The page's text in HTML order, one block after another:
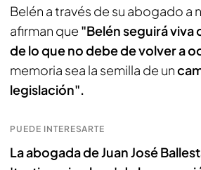
Belén a través de su abogado a
afirman que "Belén seguirá viva
de lo que no debe de volver a
memoria sea la semilla de un
legislación".
PUEDE INTERESARTE
La abogada de Juan José